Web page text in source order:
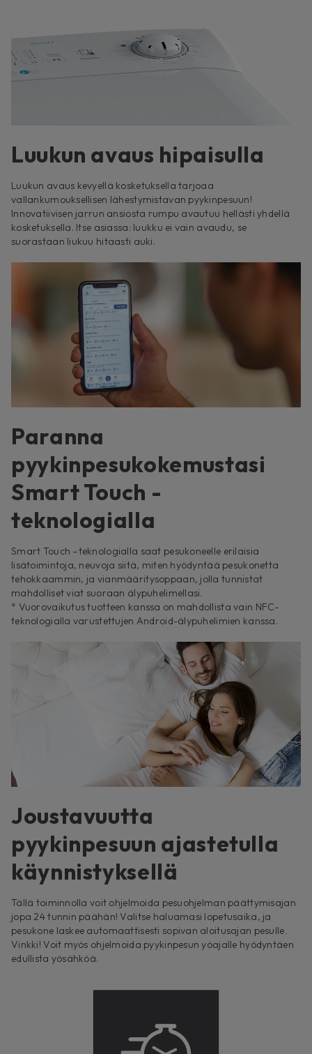
Luukun avaus hipaisulla
Luukun avaus kevyellä kosketuksella tarjoaa
vallankumouksellisen lähestymistavan pyykinpesuun!
Innovatiivisen jarrun ansiosta rumpu avautuu hellästi yhdellä
kosketuksella. Itse asiassa: luukku ei vain avaudu, se
suorastaan liukuu hitaasti auki.
Paranna
pyykinpesukokemustasi
Smart Touch -
teknologialla
Smart Touch –teknologialla saat pesukoneelle erilaisia
lisätoimintoja, neuvoja siitä, miten hyödyntää pesukonetta
tehokkaammin, ja vianmääritysoppaan, jolla tunnistat
mahdolliset viat suoraan älypuhelimellasi.
* Vuorovaikutus tuotteen kanssa on mahdollista vain NFC-
teknologialla varustettujen Android-älypuhelimien kanssa.
Joustavuutta
pyykinpesuun ajastetulla
käynnistyksellä
Tällä toiminnolla voit ohjelmoida pesuohjelman päättymisajan
jopa 24 tunnin päähän! Valitse haluamasi lopetusaika, ja
pesukone laskee automaattisesti sopivan aloitusajan pesulle.
Vinkki! Voit myös ohjelmoida pyykinpesun yöajalle hyödyntäen
edullista yösähköä.